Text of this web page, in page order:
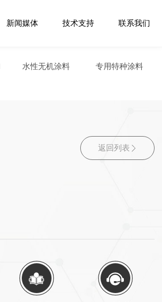
新闻媒体 技术支持 联系我们
水性无机涂料 专用特种涂料
返回列表